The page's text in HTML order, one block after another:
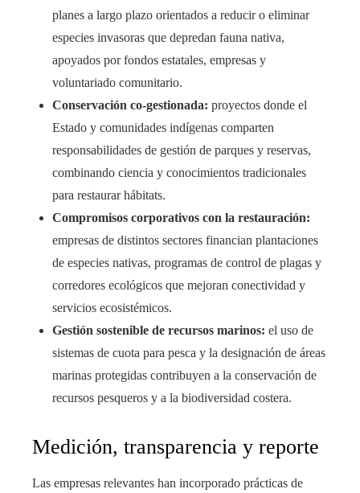
planes a largo plazo orientados a reducir o eliminar
especies invasoras que depredan fauna nativa,
apoyados por fondos estatales, empresas y
voluntariado comunitario.
Conservación co-gestionada: proyectos donde el
Estado y comunidades indígenas comparten
responsabilidades de gestión de parques y reservas,
combinando ciencia y conocimientos tradicionales
para restaurar hábitats.
Compromisos corporativos con la restauración:
empresas de distintos sectores financian plantaciones
de especies nativas, programas de control de plagas y
corredores ecológicos que mejoran conectividad y
servicios ecosistémicos.
Gestión sostenible de recursos marinos: el uso de
sistemas de cuota para pesca y la designación de áreas
marinas protegidas contribuyen a la conservación de
recursos pesqueros y a la biodiversidad costera.
Medición, transparencia y reporte
Las empresas relevantes han incorporado prácticas de